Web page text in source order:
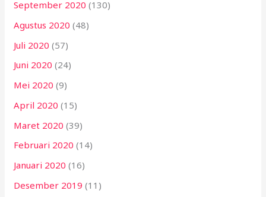
September 2020 (130)
Agustus 2020 (48)
Juli 2020 (57)
Juni 2020 (24)
Mei 2020 (9)
April 2020 (15)
Maret 2020 (39)
Februari 2020 (14)
Januari 2020 (16)
Desember 2019 (11)